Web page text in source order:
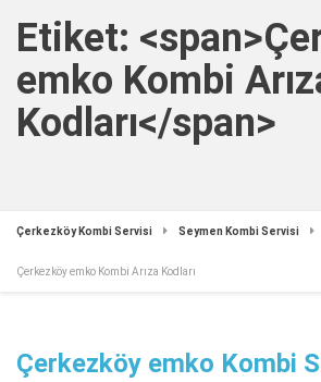
Etiket:
emko Kombi
Kodları</span>
Çerkezköy Kombi Servisi Seymen Kombi Servisi
Çerkezköy emko Kombi Arıza Kodları
Çerkezköy emko Kombi